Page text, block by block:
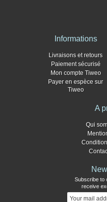
Informations
Livraisons et retours
Paiement sécurisé
Mon compte Tiweo
Payer en espèce sur
Tiweo
A
Qui
Subscribe to
receive